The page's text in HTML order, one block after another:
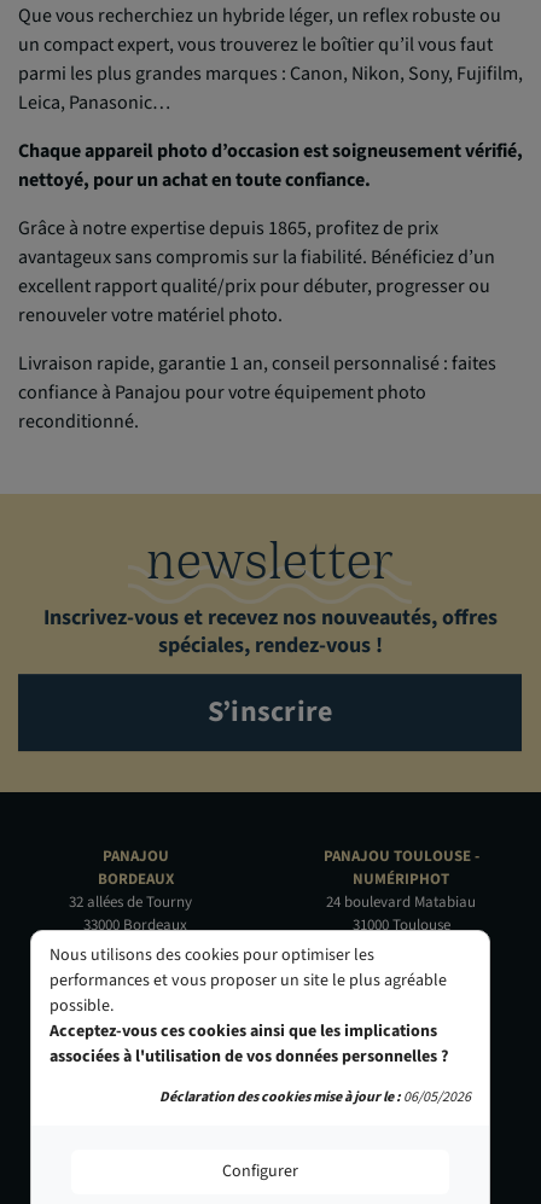
Que vous recherchiez un hybride léger, un reflex robuste ou
un compact expert, vous trouverez le boîtier qu’il vous faut
parmi les plus grandes marques : Canon, Nikon, Sony, Fujifilm,
Leica, Panasonic…
Chaque appareil photo d’occasion est soigneusement vérifié,
nettoyé, pour un achat en toute confiance.
Grâce à notre expertise depuis 1865, profitez de prix
avantageux sans compromis sur la fiabilité. Bénéficiez d’un
excellent rapport qualité/prix pour débuter, progresser ou
renouveler votre matériel photo.
Livraison rapide, garantie 1 an, conseil personnalisé : faites
confiance à Panajou pour votre équipement photo
reconditionné.
newsletter
Inscrivez-vous et recevez nos nouveautés, offres
spéciales, rendez-vous !
S’inscrire
PANAJOU
BORDEAUX
32 allées de Tourny
33000 Bordeaux
05 56 44 22 69
PANAJOU PARIS -
CIRQUE PHOTO
9, bd des Filles-du-Calvaire
75003 Paris
01 40 29 91 91
PANAJOU TOULOUSE -
NUMÉRIPHOT
24 boulevard Matabiau
31000 Toulouse
05 62 73 32 60
PANAJOU NICE -
OBJECTIF RIVIERA
24 Rue de l'Hôtel des Postes
06000 Nice
04 93 01 52 25
Nous utilisons des cookies pour optimiser les
performances et vous proposer un site le plus agréable
possible.
Acceptez-vous ces cookies ainsi que les implications
associées à l'utilisation de vos données personnelles ?
Configurer
Déclaration des cookies mise à jour le :06/05/2026